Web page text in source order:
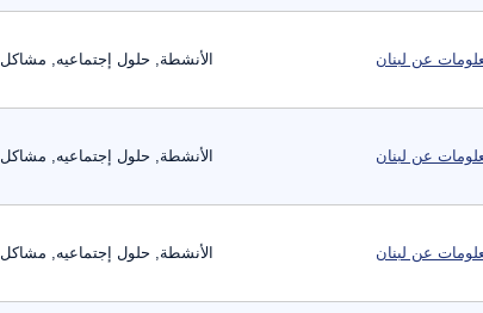
عن لبنان الأنشطة, حلول إجتماعيه, مشاكل
عن لبنان الأنشطة, حلول إجتماعيه, مشاكل
عن لبنان الأنشطة, حلول إجتماعيه, مشاكل